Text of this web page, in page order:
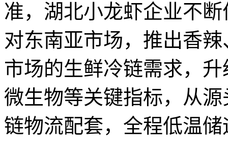
准，湖北小龙虾企业不
对东南亚市场，推出香
市场的生鲜冷链需求，
微生物等关键指标，从
链物流配套，全程低温储